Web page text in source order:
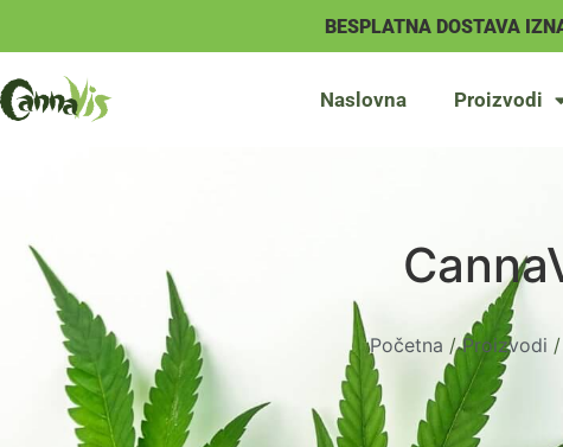
BESPLATNA DOSTAVA
Naslovna Proizvodi
Početna /Proizvodi /